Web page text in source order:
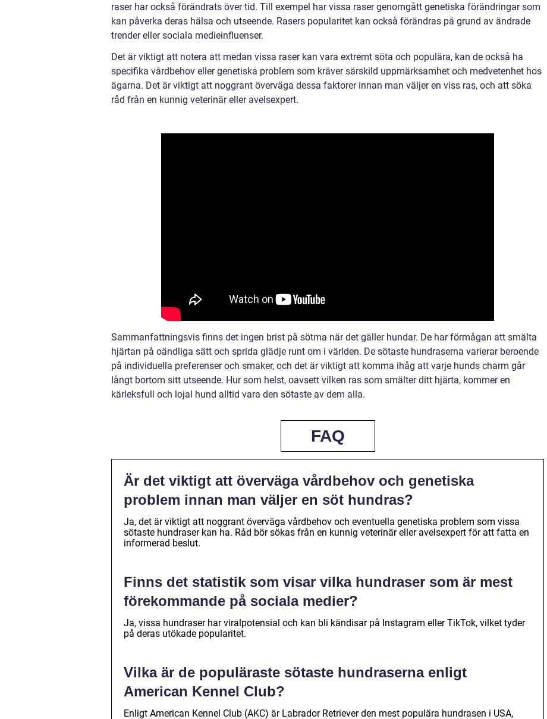
raser har också förändrats över tid. Till exempel har vissa raser genomgått genetiska förändringar som
kan påverka deras hälsa och utseende. Rasers popularitet kan också förändras på grund av ändrade
trender eller sociala medieinfluenser.
Det är viktigt att notera att medan vissa raser kan vara extremt söta och populära, kan de också ha
specifika vårdbehov eller genetiska problem som kräver särskild uppmärksamhet och medvetenhet hos
ägarna. Det är viktigt att noggrant överväga dessa faktorer innan man väljer en viss ras, och att söka
råd från en kunnig veterinär eller avelsexpert.
Sammanfattningsvis finns det ingen brist på sötma när det gäller hundar. De har förmågan att smälta
hjärtan på oändliga sätt och sprida glädje runt om i världen. De sötaste hundraserna varierar beroende
på individuella preferenser och smaker, och det är viktigt att komma ihåg att varje hunds charm går
långt bortom sitt utseende. Hur som helst, oavsett vilken ras som smälter ditt hjärta, kommer en
kärleksfull och lojal hund alltid vara den sötaste av dem alla.
FAQ
Är det viktigt att överväga vårdbehov och genetiska
problem innan man väljer en söt hundras?
Ja, det är viktigt att noggrant överväga vårdbehov och eventuella genetiska problem som vissa
sötaste hundraser kan ha. Råd bör sökas från en kunnig veterinär eller avelsexpert för att fatta en
informerad beslut.
Finns det statistik som visar vilka hundraser som är mest
förekommande på sociala medier?
Ja, vissa hundraser har viralpotensial och kan bli kändisar på Instagram eller TikTok, vilket tyder
på deras utökade popularitet.
Vilka är de populäraste sötaste hundraserna enligt
American Kennel Club?
Enligt American Kennel Club (AKC) är Labrador Retriever den mest populära hundrasen i USA,